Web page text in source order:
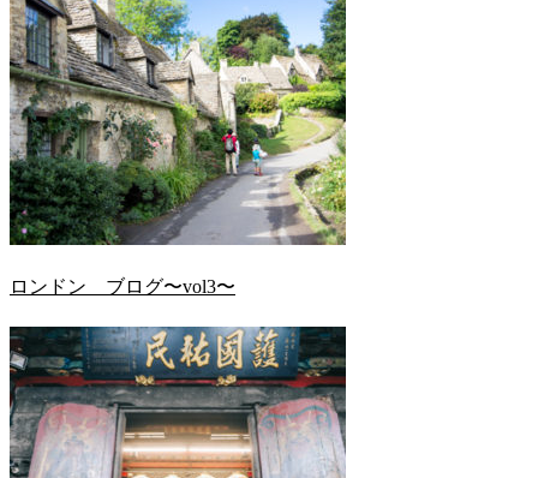
ロンドン ブログ〜vol3〜